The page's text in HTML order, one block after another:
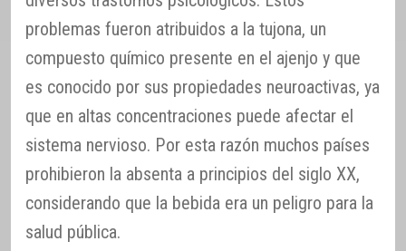
problemas fueron atribuidos a la tujona, un
compuesto químico presente en el ajenjo y que
es conocido por sus propiedades neuroactivas, ya
que en altas concentraciones puede afectar el
sistema nervioso. Por esta razón muchos países
prohibieron la absenta a principios del siglo XX,
considerando que la bebida era un peligro para la
salud pública.